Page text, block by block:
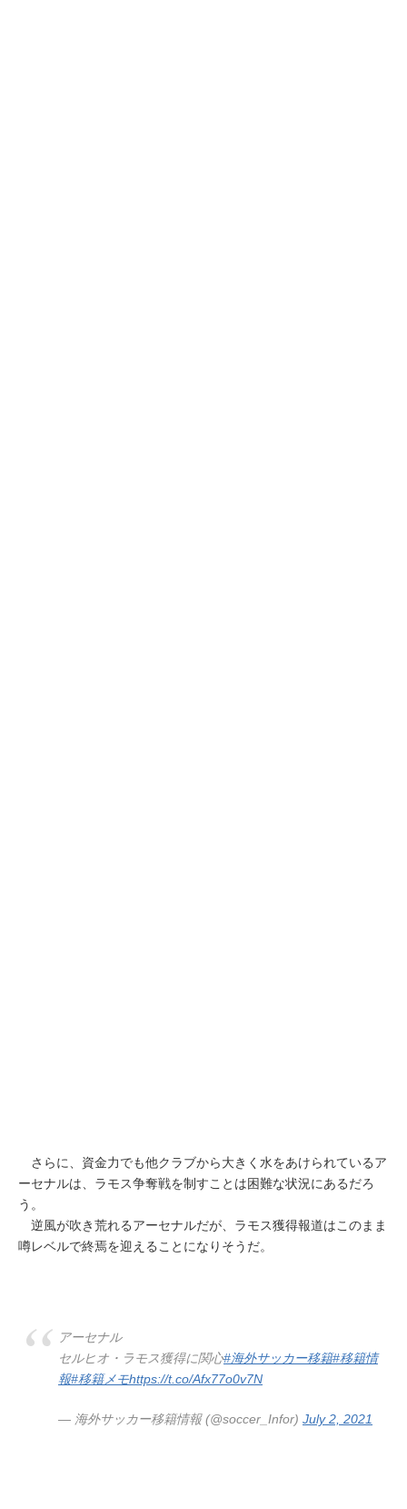
さらに、資金力でも他クラブから大きく水をあけられているア
ーセナルは、ラモス争奪戦を制すことは困難な状況にあるだろ
う。
逆風が吹き荒れるアーセナルだが、ラモス獲得報道はこのまま
噂レベルで終焉を迎えることになりそうだ。
アーセナル
セルヒオ・ラモス獲得に関心#海外サッカー移籍#移籍情
報#移籍メモhttps://t.co/Afx77o0v7N
— 海外サッカー移籍情報 (@soccer_Infor) July 2, 2021